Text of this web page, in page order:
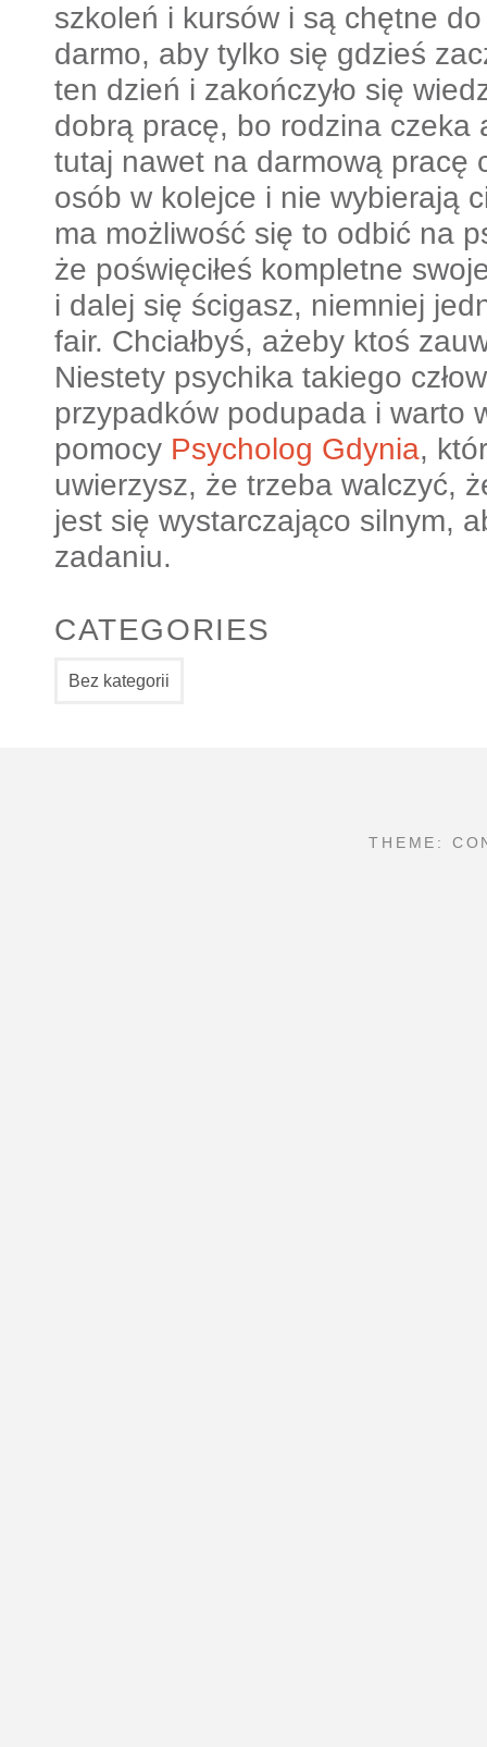
szkoleń i kursów i są chętne
darmo, aby tylko się gdzieś
ten dzień i zakończyło się
dobrą pracę, bo rodzina czeka
tutaj nawet na darmową pracę
osób w kolejce i nie wybierają
ma możliwość się to odbić na
że poświęciłeś kompletne
i dalej się ścigasz, niemniej
fair. Chciałbyś, ażeby ktoś
Niestety psychika takiego
przypadków podupada i warto
pomocy Psycholog Gdynia,
uwierzysz, że trzeba walczyć,
jest się wystarczająco silnym,
zadaniu.
CATEGORIES
Bez kategorii
THEME: